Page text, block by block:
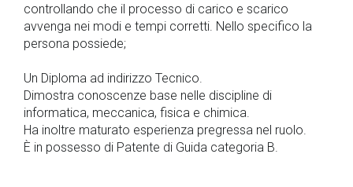
controllando che il processo di carico e scarico
avvenga nei modi e tempi corretti. Nello specifico la
persona possiede;
Un Diploma ad indirizzo Tecnico.
Dimostra conoscenze base nelle discipline di
informatica, meccanica, fisica e chimica.
Ha inoltre maturato esperienza pregressa nel ruolo.
È in possesso di Patente di Guida categoria B.